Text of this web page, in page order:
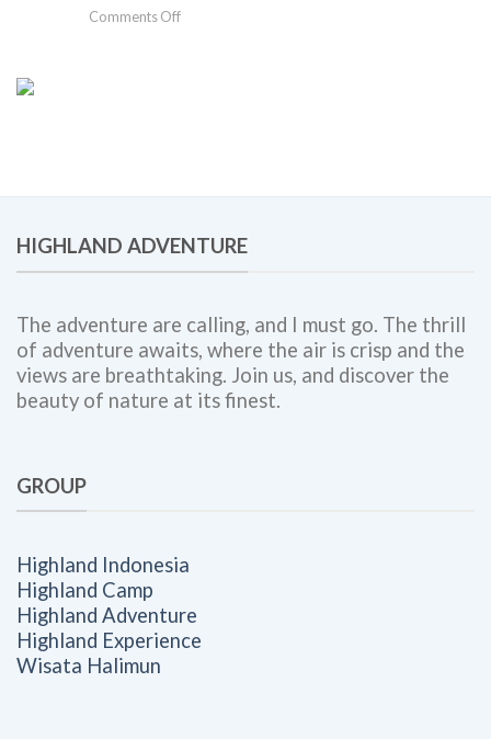
Solusi
Bersama
Adventure
Comments Offon
Tim,
dan
Budaya
HIGHLAND ADVENTURE
The adventure are calling, and I must go. The thrill
of adventure awaits, where the air is crisp and the
views are breathtaking. Join us, and discover the
beauty of nature at its finest.
GROUP
Highland Indonesia
Highland Camp
Highland Adventure
Highland Experience
Wisata Halimun